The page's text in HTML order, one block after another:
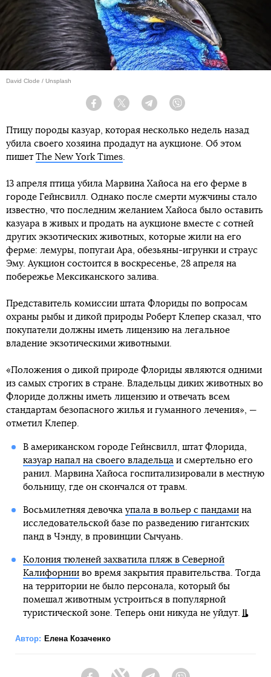
David Clode / Unsplash
Facebook Twitter Telegram
Птицу породы казуар, которая несколько недель назад
убила своего хозяина продадут на аукционе. Об этом
пишет The New York Times.
13 апреля птица убила Марвина Хайоса на его ферме в
городе Гейнсвилл. Однако после смерти мужчины стало
известно, что последним желанием Хайоса было оставить
казуара в живых и продать на аукционе вместе с сотней
других экзотических животных, которые жили на его
ферме: лемуры, попугаи Ара, обезьяны-игрунки и страус
Эму. Аукцион состоится в воскресенье, 28 апреля на
побережье Мексиканского залива.
Представитель комиссии штата Флориды по вопросам
охраны рыбы и дикой природы Роберт Клепер сказал, что
покупатели должны иметь лицензию на легальное
владение экзотическими животными.
«Положения о дикой природе Флориды являются одними
из самых строгих в стране. Владельцы диких животных во
Флориде должны иметь лицензию и отвечать всем
стандартам безопасного жилья и гуманного лечения», —
отметил Клепер.
В американском городе Гейнсвилл, штат Флорида,
казуар напал на своего владельцаи смертельно его
ранил. Марвина Хайоса госпитализировали в местную
больницу, где он скончался от травм.
Восьмилетняя девочка упала в вольер с пандамина
исследовательской базе по разведению гигантских
панд в Чэнду, в провинции Сычуань.
Колония тюленей захватила пляж в Северной
Калифорнииво время закрытия правительства. Тогда
на территории не было персонала, который бы
помешал животным устроиться в популярной
туристической зоне. Теперь они никуда не уйдут.
Автор: Елена Козаченко